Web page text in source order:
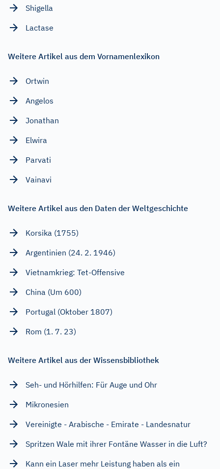
Shigella
Lactase
Weitere Artikel aus dem Vornamenlexikon
Ortwin
Angelos
Jonathan
Elwira
Parvati
Vainavi
Weitere Artikel aus den Daten der Weltgeschichte
Korsika (1755)
Argentinien (24. 2. 1946)
Vietnamkrieg: Tet-Offensive
China (Um 600)
Portugal (Oktober 1807)
Rom (1. 7. 23)
Weitere Artikel aus der Wissensbibliothek
Seh- und Hörhilfen: Für Auge und Ohr
Mikronesien
Vereinigte - Arabische - Emirate - Landesnatur
Spritzen Wale mit ihrer Fontäne Wasser in die Luft?
Kann ein Laser mehr Leistung haben als ein